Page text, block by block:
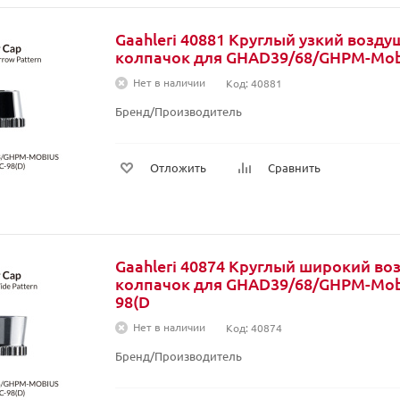
Gaahleri 40881 Круглый узкий
колпачок для GHAD39/68/GHPM-
Нет в наличии Код: 40881
Бренд/Производитель
Отложить Сравнить
Gaahleri 40874 Круглый широкий
колпачок для GHAD39/68/GHPM-
98(D
Нет в наличии Код: 40874
Бренд/Производитель